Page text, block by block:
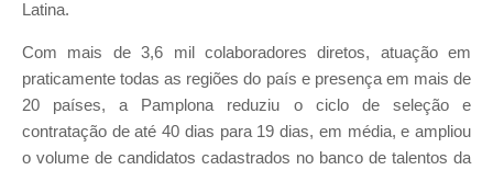
Latina.
Com mais de 3,6 mil colaboradores diretos, atuação em
praticamente todas as regiões do país e presença em mais de
20 países, a Pamplona reduziu o ciclo de seleção e
contratação de até 40 dias para 19 dias, em média, e ampliou
o volume de candidatos cadastrados no banco de talentos da